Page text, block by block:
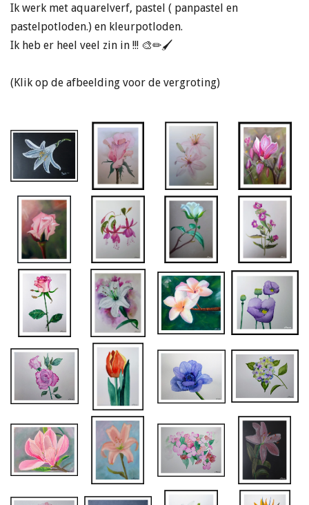
Ik werk met aquarelverf, pastel ( panpastel en
pastelpotloden.) en kleurpotloden.
Ik heb er heel veel zin in !!! 🎨✏🖌
(Klik op de afbeelding voor de vergroting)